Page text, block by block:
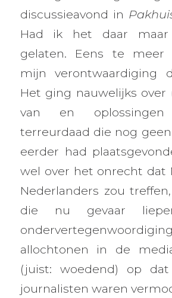
discussieavond in
Had ik het daar
gelaten. Eens te meer
mijn verontwaardiging
Het ging nauwelijks over
van en
terreurdaad die nog
eerder had
wel over het onrecht dat
Nederlanders zou
die nu gevaar
allochtonen in de
(juist: woedend) op
journalisten waren